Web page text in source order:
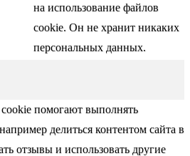
на использование файлов
cookie. Он не хранит никаких
персональных данных.
помогают выполнять
делиться контентом сайта в
отзывы и использовать другие